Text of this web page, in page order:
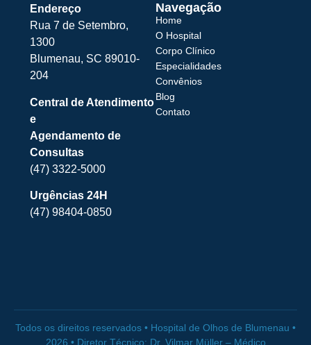
Endereço
Rua 7 de Setembro,
1300
Blumenau, SC 89010-
204
Central de Atendimento
e
Agendamento de
Consultas
(47) 3322-5000
Urgências 24H
(47) 98404-0850
Navegação
Home
O Hospital
Corpo Clínico
Especialidades
Convênios
Blog
Contato
Todos os direitos reservados • Hospital de Olhos de Blumenau •
2026 • Diretor Técnico: Dr. Vilmar Müller – Médico